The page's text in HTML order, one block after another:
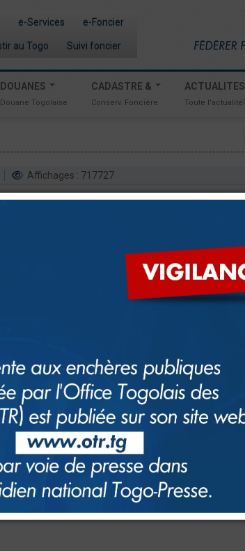
e-Services e-Foncier
au Togo Suivi foncier
DOUANES
Douane Togolaise
CADASTRE &
Conserv. Foncière
ACTUALITES
Toute l'actualité!
Affichages : 717727
vous voulez accéder est soit supprimée,
Valider